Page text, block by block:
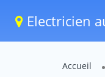
Electricien
Accueil